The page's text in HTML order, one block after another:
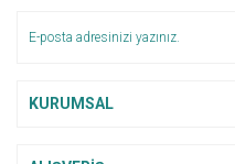
KURUMSAL